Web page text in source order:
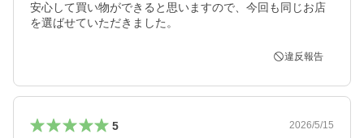
安心して買い物ができると思いますので、今回も同じお店
を選ばせていただきました。
違反報告
5 2026/5/15